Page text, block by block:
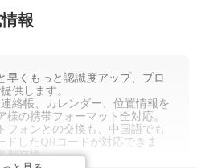
報
早くもっと認識度アップ、プロ
供します。
絡帳、カレンダー、位置情報を
の携帯フォーマット全対応。
フォンとの交換も、中国語でも
したQRコードが対応できま
刺交換